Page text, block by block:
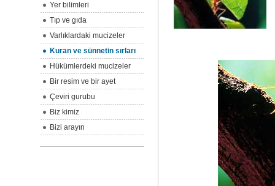
Yer bilimleri
Tıp ve gıda
Varlıklardaki mucizeler
Kuran ve sünnetin sırları
Hükümlerdeki mucizeler
Bir resim ve bir ayet
Çeviri gurubu
Biz kimiz
Bizi arayın